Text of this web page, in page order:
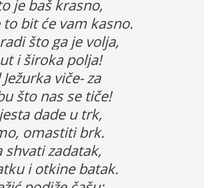
je baš krasno,
bit će vam kasno.
što ga je volja,
i široka polja!
viče- za
što nas se tiče!
dade u trk,
omastiti brk.
shvati zadatak,
i otkine batak.